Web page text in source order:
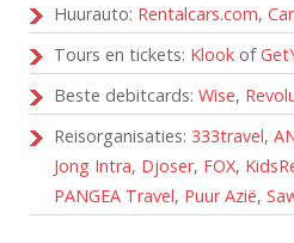
Huurauto: Rentalcars.com,
Tours en tickets: Klook of
Beste debitcards: Wise,
Reisorganisaties: 333travel,
Jong Intra, Djoser, FOX,
PANGEA Travel, Puur Azië,